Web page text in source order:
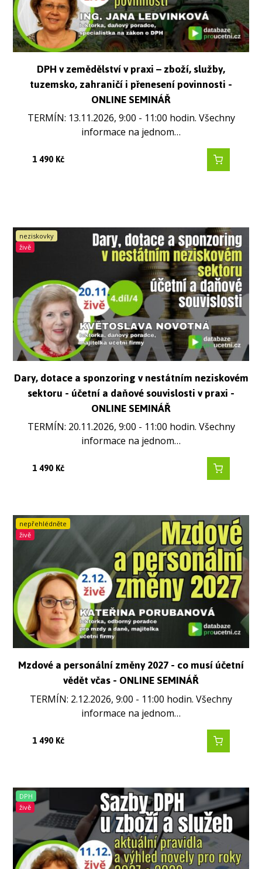
DPH v zemědělství v praxi – zboží, služby,
tuzemsko, zahraničí i přenesení povinnosti -
ONLINE SEMINÁŘ
TERMÍN: 13.11.2026, 9:00 - 11:00 hodin. Všechny
informace na jednom…
1 490Kč
neziskovky
živě
Dary, dotace a sponzoring v nestátním neziskovém
sektoru - účetní a daňové souvislosti v praxi -
ONLINE SEMINÁŘ
TERMÍN: 20.11.2026, 9:00 - 11:00 hodin. Všechny
informace na jednom…
1 490Kč
nepřehlédněte
živě
Mzdové a personální změny 2027 - co musí účetní
vědět včas - ONLINE SEMINÁŘ
TERMÍN: 2.12.2026, 9:00 - 11:00 hodin. Všechny
informace na jednom…
1 490Kč
DPH
živě